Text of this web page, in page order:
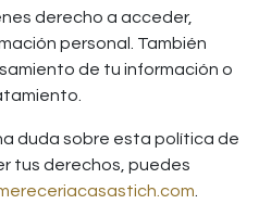
derecho a acceder,
personal. También
de tu información o
duda sobre esta política de
tus derechos, puedes